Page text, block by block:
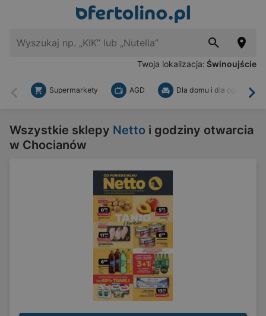
Twoja lokalizacja: Świnoujście
Wstecz
Supermarkety AGD Dla domu i dla ogrodu
Wszystkie sklepy Netto i godziny otwarcia
w Chocianów